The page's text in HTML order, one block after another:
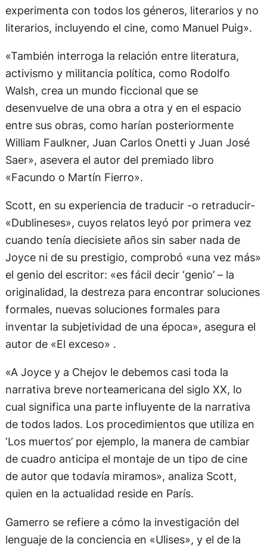
experimenta con todos los géneros, literarios y no
literarios, incluyendo el cine, como Manuel Puig».
«También interroga la relación entre literatura,
activismo y militancia política, como Rodolfo
Walsh, crea un mundo ficcional que se
desenvuelve de una obra a otra y en el espacio
entre sus obras, como harían posteriormente
William Faulkner, Juan Carlos Onetti y Juan José
Saer», asevera el autor del premiado libro
«Facundo o Martín Fierro».
Scott, en su experiencia de traducir -o retraducir-
«Dublineses», cuyos relatos leyó por primera vez
cuando tenía diecisiete años sin saber nada de
Joyce ni de su prestigio, comprobó «una vez más»
el genio del escritor: «es fácil decir ‘genio’ – la
originalidad, la destreza para encontrar soluciones
formales, nuevas soluciones formales para
inventar la subjetividad de una época», asegura el
autor de «El exceso» .
«A Joyce y a Chejov le debemos casi toda la
narrativa breve norteamericana del siglo XX, lo
cual significa una parte influyente de la narrativa
de todos lados. Los procedimientos que utiliza en
‘Los muertos’ por ejemplo, la manera de cambiar
de cuadro anticipa el montaje de un tipo de cine
de autor que todavía miramos», analiza Scott,
quien en la actualidad reside en París.
Gamerro se refiere a cómo la investigación del
lenguaje de la conciencia en «Ulises», y el de la